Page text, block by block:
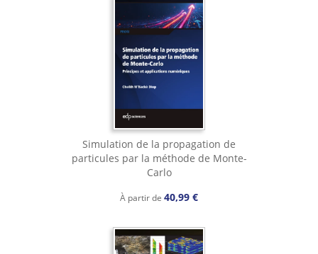
Simulation de la propagation de
particules par la méthode de Monte-
Carlo
À partir de 40,99 €